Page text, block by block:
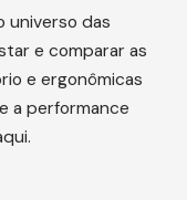
universo das
e comparar as
e ergonômicas
a performance